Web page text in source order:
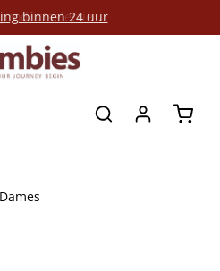
binnen 24 uur
Dames